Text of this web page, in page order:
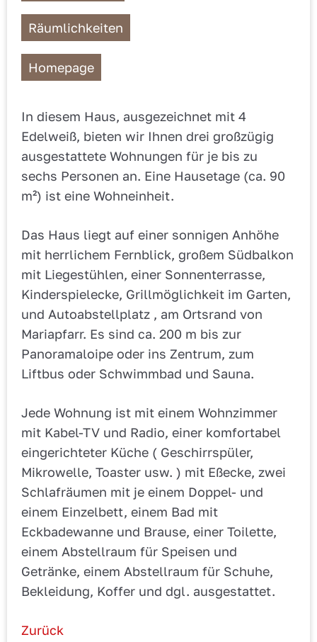
Räumlichkeiten
Homepage
In diesem Haus, ausgezeichnet mit 4
Edelweiß, bieten wir Ihnen drei großzügig
ausgestattete Wohnungen für je bis zu
sechs Personen an. Eine Hausetage (ca. 90
m²) ist eine Wohneinheit.
Das Haus liegt auf einer sonnigen Anhöhe
mit herrlichem Fernblick, großem Südbalkon
mit Liegestühlen, einer Sonnenterrasse,
Kinderspielecke, Grillmöglichkeit im Garten,
und Autoabstellplatz , am Ortsrand von
Mariapfarr. Es sind ca. 200 m bis zur
Panoramaloipe oder ins Zentrum, zum
Liftbus oder Schwimmbad und Sauna.
Jede Wohnung ist mit einem Wohnzimmer
mit Kabel-TV und Radio, einer komfortabel
eingerichteter Küche ( Geschirrspüler,
Mikrowelle, Toaster usw. ) mit Eßecke, zwei
Schlafräumen mit je einem Doppel- und
einem Einzelbett, einem Bad mit
Eckbadewanne und Brause, einer Toilette,
einem Abstellraum für Speisen und
Getränke, einem Abstellraum für Schuhe,
Bekleidung, Koffer und dgl. ausgestattet.
Zurück